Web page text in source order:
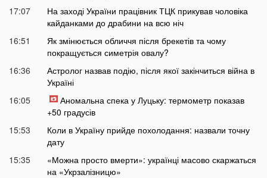
17:07
На заході України працівник ТЦК прикував чоловіка
кайданками до драбини на всю ніч
16:51
Як змінюється обличчя після брекетів та чому
покращується симетрія овалу?
16:36
Астролог назвав подію, після якої закінчиться війна в
Україні
16:05
Аномальна спека у Луцьку: термометр показав
+50 градусів
15:53
Коли в Україну прийде похолодання: назвали точну
дату
15:35
«Можна просто вмерти»: українці масово скаржаться
на «Укрзалізницю»